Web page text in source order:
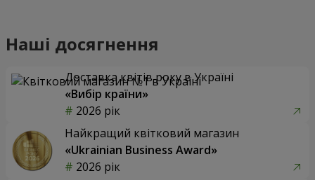
Наші досягнення
Доставка квітів року в Україні
«Вибір країни»
2026 рік
Найкращий квітковий магазин
«Ukrainian Business Award»
2026 рік